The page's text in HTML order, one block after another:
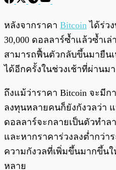
หลังจากราคา Bitcoin ได้ร่ว
30,000 ดอลลาร์ซ้ำแล้วซ้ำเ
สามารถฟื้นตัวกลับขึ้นมายืนเ
ได้อีกครั้งในช่วงเช้าที่ผ่านมา
ถึงแม้ว่าราคา Bitcoin จะมี
ลงทุนหลายคนก็ยังกังวลว่า
ดอลลาร์จะกลายเป็นตัวทำล
และหากราคาร่วงลงต่ำกว่า
ความกังวลที่เพิ่มขึ้นมากขึ้น
หลาย